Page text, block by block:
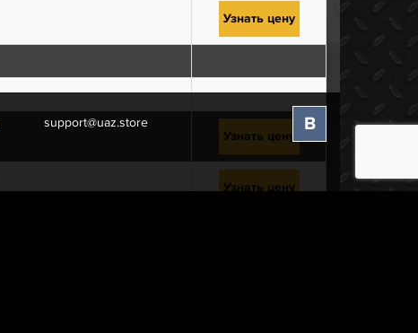
Узнать цену
Узнать цену
Узнать цену
support@uaz.store В